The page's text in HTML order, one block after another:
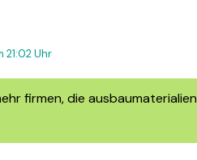
21:02 Uhr
firmen, die